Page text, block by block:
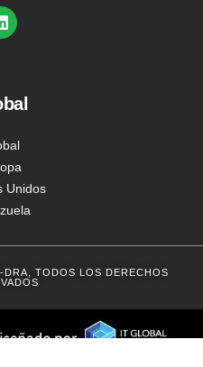
Unidos
TODOS LOS DERECHOS